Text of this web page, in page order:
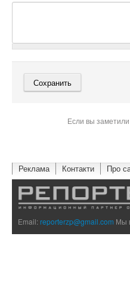
Если вы
Реклама Контакти Про
Email:reporterzp@gmail.com Мы